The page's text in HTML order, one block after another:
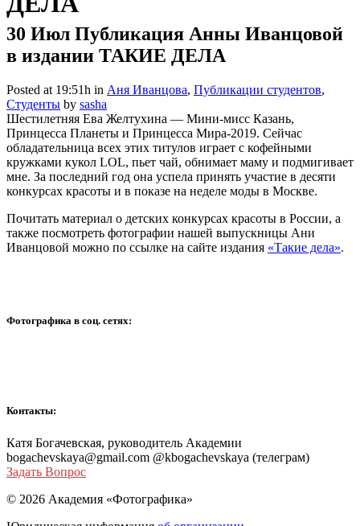
30 Июл Публикация Анны Иванцовой
в издании ТАКИЕ ДЕЛА
Posted at 19:51h in Аня Иванцова, Публикации студентов,
Студенты by sasha
Шестилетняя Ева Желтухина — Мини-мисс Казань,
Принцесса Планеты и Принцесса Мира-2019. Сейчас
обладательница всех этих титулов играет с кофейными
кружками кукол LOL, пьет чай, обнимает маму и подмигивает
мне. За последний год она успела принять участие в десяти
конкурсах красоты и в показе на неделе моды в Москве.
Почитать материал о детских конкурсах красоты в России, а
также посмотреть фотографии нашей выпускницы Ани
Иванцовой можно по ссылке на сайте издания «Такие дела».
Фотографика в соц. сетях:
Контакты:
Катя Богачевская, руководитель Академии
bogachevskaya@gmail.com @kbogachevskaya (телеграм)
Задать Вопрос
© 2026 Академия «Фотографика»